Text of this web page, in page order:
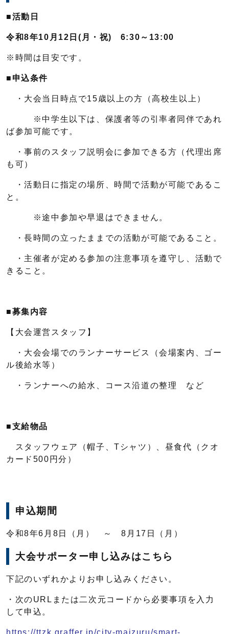
■活動日
令和8年10月12日(月・祝) 6:30～13:00
※時間は目安です。
■ 申込条件
・大会当日時点で15歳以上の方（高校生以上）
※中学生以下は、保護者等の引率者同伴であれ
ば参加可能です。
・事前のスタッフ説明会に参加できる方（代理出席
も可）
・活動日に指定の場所、時間で活動が可能であるこ
と。
※途中参加や早退はできません。
・長時間の立ったままでの活動が可能であること。
・主催者が定める参加の注意事項を遵守し、活動で
きること。
■募集内容
【大会運営スタッフ】
・大会会場でのランナーサービス（会場案内、ゴー
ル後給水等）
・ランナーへの給水、コース沿道の整理 など
■支給物品
スタッフウェア（帽子、Tシャツ）、昼食代（クオ
カード500円分）
申込期間
令和8年6月8日（月） ～ 8月17日（月）
大会サポーター申し込みはこちら
下記のいずれかよりお申し込みください。
・次のURLまたは二次元コードから必要事項を入力
して申込。
https://ttzk.graffer.jp/city-maizuru/smart-